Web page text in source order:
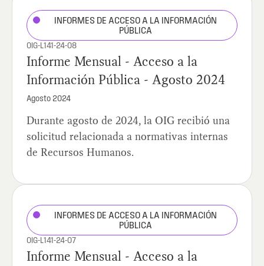
INFORMES DE ACCESO A LA INFORMACIÓN
PÚBLICA
OIG-L141-24-08
Informe Mensual - Acceso a la
Información Pública - Agosto 2024
Agosto 2024
Durante agosto de 2024, la OIG recibió una
solicitud relacionada a normativas internas
de Recursos Humanos.
INFORMES DE ACCESO A LA INFORMACIÓN
PÚBLICA
OIG-L141-24-07
Informe Mensual - Acceso a la